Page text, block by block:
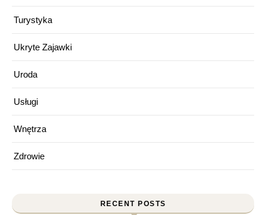
Turystyka
Ukryte Zajawki
Uroda
Usługi
Wnętrza
Zdrowie
RECENT POSTS